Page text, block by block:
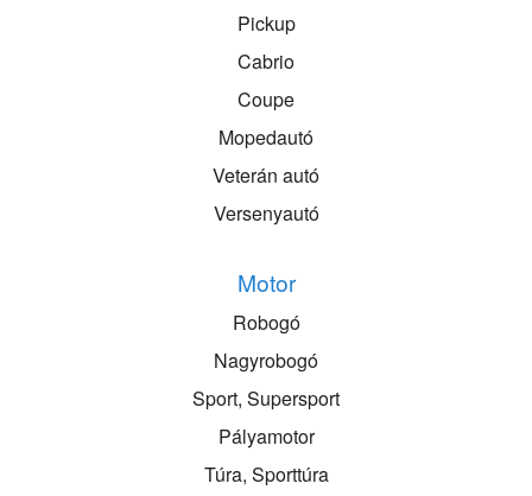
Pickup
Cabrio
Coupe
Mopedautó
Veterán autó
Versenyautó
Motor
Robogó
Nagyrobogó
Sport, Supersport
Pályamotor
Túra, Sporttúra